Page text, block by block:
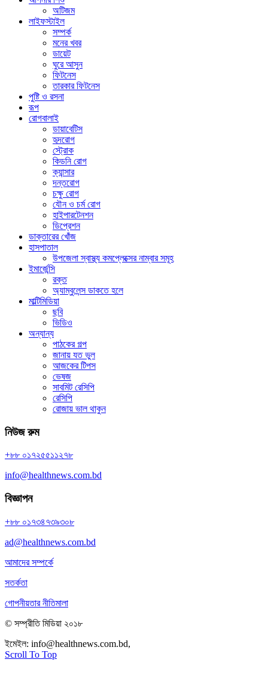
অটিজম
লাইফস্টাইল
সম্পর্ক
মনের খবর
ডায়েট
ঘুরে আসুন
ফিটনেস
তারকার ফিটনেস
পুষ্টি ও রসনা
রূপ
রোগবালাই
ডায়াবেটিস
হৃদরোগ
স্ট্রোক
কিডনি রোগ
ক্যান্সার
দন্তরোগ
চক্ষু রোগ
যৌন ও চর্ম রোগ
হাইপারটেনশন
ডিপ্রেশন
ডাক্তারের খোঁজ
হাসপাতাল
উপজেলা স্বাস্থ্য কমপ্লেক্সের নাম্বার সমূহ
ইমার্জেন্সি
রক্ত
অ্যাম্বুলেন্স ডাকতে হলে
মাল্টিমিডিয়া
ছবি
ভিডিও
অন্যান্য
পাঠকের গল্প
জানায় যত ভুল
আজকের টিপস
ভেষজ
সাবমিট রেসিপি
রেসিপি
রোজায় ভাল থাকুন
নিউজ রুম
+৮৮ ০১৭২৫৫১১২৭৮
info@healthnews.com.bd
বিজ্ঞাপন
+৮৮ ০১৭৩৪৭৩৯৩০৮
ad@healthnews.com.bd
আমাদের সম্পর্কে
সতর্কতা
গোপনীয়তার নীতিমালা
© সম্প্রীতি মিডিয়া ২০১৮
ইমেইল: info@healthnews.com.bd,
Scroll To Top